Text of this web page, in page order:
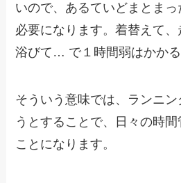
いので、あるていどまとま
必要になります。着替えて
浴びて… で１時間弱はかかる
そういう意味では、ランニ
うとすることで、日々の時
ことになります。